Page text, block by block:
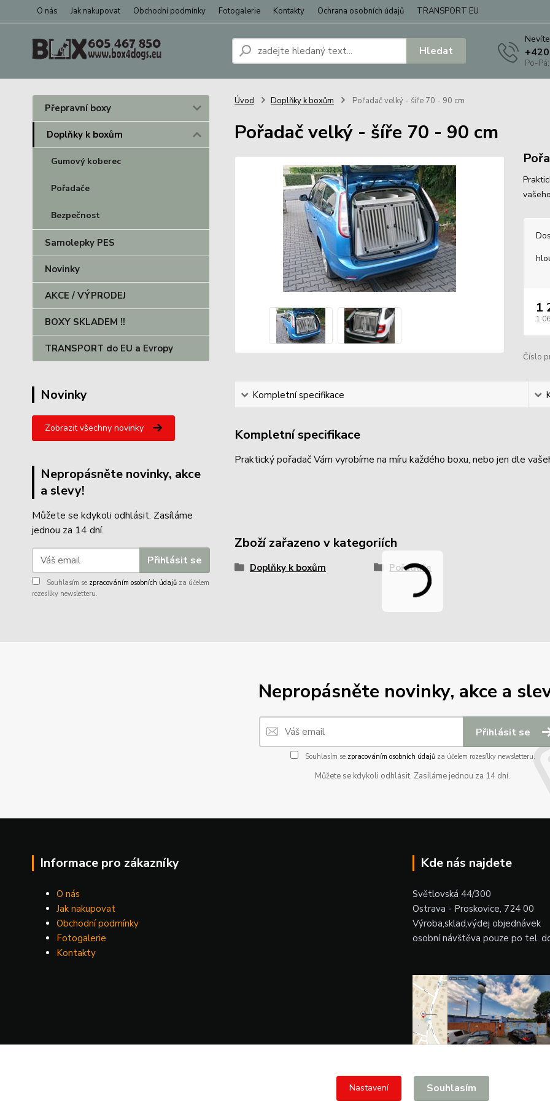
O nás Jak nakupovat Obchodní podmínky Fotogalerie Kontakty Ochrana osobních údajů TRANSPORT EU
Hledat
Po-
Přepravní boxy
Doplňky k boxům
Gumový koberec
Pořadače
Bezpečnost
Samolepky PES
Novinky
AKCE / VÝPRODEJ
BOXY SKLADEM !!
TRANSPORT do EU a Evropy
Novinky
Zobrazit všechny novinky
Nepropásněte novinky, akce
a slevy!
Můžete se kdykoli odhlásit. Zasíláme
jednou za 14 dní.
Přihlásit se
Souhlasím se zpracováním osobních údajů za účelem
rozesílky newsletteru.
Úvod Doplňky k boxům Pořadač velký - šíře 70 - 90 cm
Pořadač velký - šíře 70 - 90 cm
1
1
Číslo
Kompletní specifikace
Kompletní specifikace
Praktický pořadač Vám vyrobíme na míru každého boxu, nebo jen dle
Zboží zařazeno v kategoriích
Doplňky k boxům Pořadače
Nepropásněte novinky, akce a
Přihlásit se
Souhlasím se zpracováním osobních údajůza účelem rozesílky newsletteru.
Můžete se kdykoli odhlásit. Zasíláme jednou za 14 dní.
Informace pro zákazníky
O nás
Jak nakupovat
Obchodní podmínky
Fotogalerie
Kontakty
Kde nás najdete
Světlovská 44/300
Ostrava - Proskovice, 724 00
Výroba,sklad,výdej objednávek
osobní návštěva pouze po tel.
Nastavení Souhlasím